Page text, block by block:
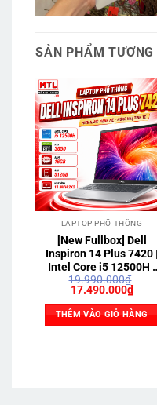
SẢN PHẨM
LAPTOP PHỔ THÔNG
[New Fullbox] Dell
Inspiron 14 Plus 7420 |
Intel Core i5 12500H |
16GB | SSD 512GB |
RTX 3050 | 14 inch 2K2
19.990.000₫
Giá
là:
19.990.000₫.
17.490.000₫Giá
hiện
tại
là:
THÊM VÀO GIỎ HÀNG